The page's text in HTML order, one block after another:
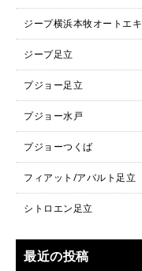
ジープ横浜本牧オートエ
ジープ足立
プジョー足立
プジョー水戸
プジョーつくば
フィアット/アバルト足立
シトロエン足立
最近の投稿